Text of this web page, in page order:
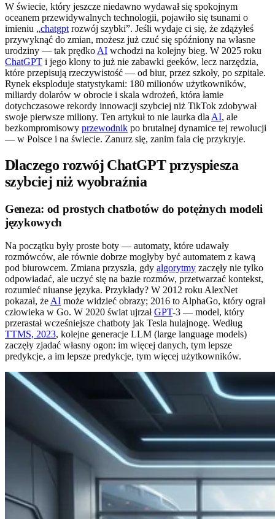
W świecie, który jeszcze niedawno wydawał się spokojnym
oceanem przewidywalnych technologii, pojawiło się tsunami o
imieniu „chatgpt rozwój szybki”. Jeśli wydaje ci się, że zdążyłeś
przywyknąć do zmian, możesz już czuć się spóźniony na własne
urodziny — tak prędko AI wchodzi na kolejny bieg. W 2025 roku
ChatGPT i jego klony to już nie zabawki geeków, lecz narzędzia,
które przepisują rzeczywistość — od biur, przez szkoły, po szpitale.
Rynek eksploduje statystykami: 180 milionów użytkowników,
miliardy dolarów w obrocie i skala wdrożeń, która łamie
dotychczasowe rekordy innowacji szybciej niż TikTok zdobywał
swoje pierwsze miliony. Ten artykuł to nie laurka dla AI, ale
bezkompromisowy przewodnik po brutalnej dynamice tej rewolucji
— w Polsce i na świecie. Zanurz się, zanim fala cię przykryje.
Dlaczego rozwój ChatGPT przyspiesza
szybciej niż wyobraźnia
Geneza: od prostych chatbotów do potężnych modeli
językowych
Na początku były proste boty — automaty, które udawały
rozmówców, ale równie dobrze mogłyby być automatem z kawą
pod biurowcem. Zmiana przyszła, gdy algorytmy zaczęły nie tylko
odpowiadać, ale uczyć się na bazie rozmów, przetwarzać kontekst,
rozumieć niuanse języka. Przykłady? W 2012 roku AlexNet
pokazał, że AI może widzieć obrazy; 2016 to AlphaGo, który ograł
człowieka w Go. W 2020 świat ujrzałGPT-3 — model, który
przerastał wcześniejsze chatboty jak Tesla hulajnogę. Według
TTMS, 2023, kolejne generacje LLM (large language models)
zaczęły zjadać własny ogon: im więcej danych, tym lepsze
predykcje, a im lepsze predykcje, tym więcej użytkowników.